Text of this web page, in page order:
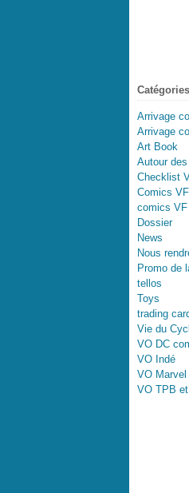
Arrivage
Arrivage
Art Book
Autour
Checklist
Comics
comics
Dossier
News
Nous
Promo de
tellos
Toys
trading
Vie du
VO DC
VO Indé
VO Marvel
VO TPB